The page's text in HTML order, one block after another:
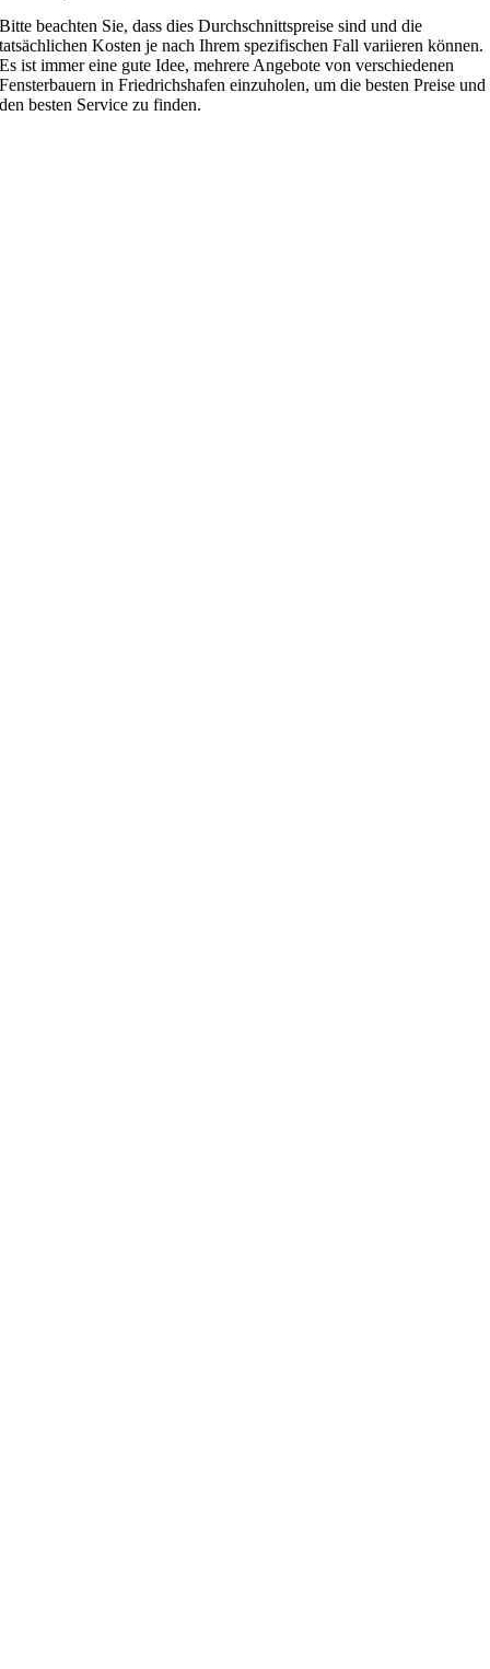
Bitte beachten Sie, dass dies Durchschnittspreise sind und die
tatsächlichen Kosten je nach Ihrem spezifischen Fall variieren können.
Es ist immer eine gute Idee, mehrere Angebote von verschiedenen
Fensterbauern in Friedrichshafen einzuholen, um die besten Preise und
den besten Service zu finden.